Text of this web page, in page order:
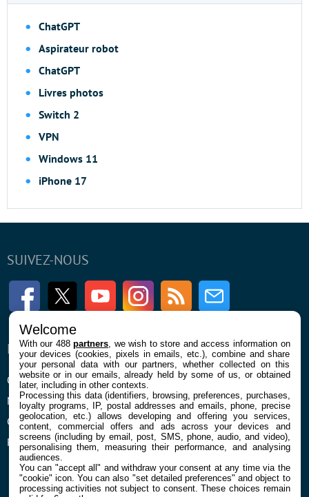
ChatGPT
Aspirateur robot
ChatGPT
Livres photos
Switch 2
VPN
Windows 11
iPhone 17
SUIVEZ-NOUS
FacebookTwitter Youtube InstagramRSS Newsletter
ENTREPRISE
Qui sommes nous
Mentions légales et CGU
Confidentialité et Cookies
Préférences cookies
À PROPOS
La rédaction
Contact
Welcome
With our 488partners , we wish to store and access information on
your devices (cookies, pixels in emails, etc.), combine and share
your personal data with our partners, whether collected on this
website or in our emails, already held by some of us, or obtained
later, including in other contexts.
Processing this data (identifiers, browsing, preferences, purchases,
loyalty programs, IP, postal addresses and emails, phone, precise
geolocation, etc.) allows developing and offering you services,
content, commercial offers and ads across your devices and
screens (including by email, post, SMS, phone, audio, and video),
personalising them, measuring their performance, and analysing
audiences.
You can "accept all" and withdraw your consent at any time via the
"cookie" icon. You can also "set detailed preferences" and object to
processing activities not subject to consent. These choices remain